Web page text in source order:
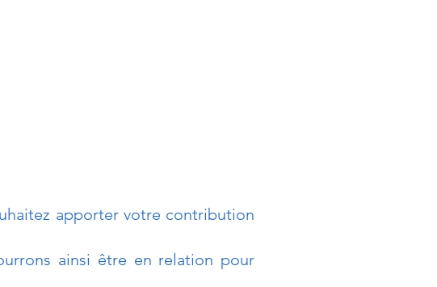
apporter votre contribution
ainsi être en relation pour